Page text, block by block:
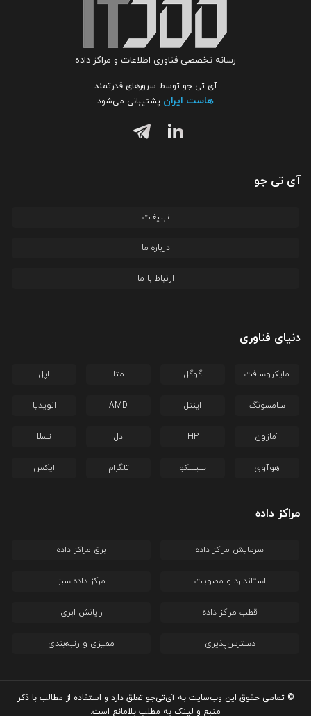
رسانه تخصصی فناوری اطلاعات و مراکز داده
آی تی جو توسط سرورهای قدرتمند
هاست ایران پشتیبانی می‌شود
آی تی جو
تبلیغات
درباره ما
ارتباط با ما
دنیای فناوری
مایکروسافت گوگل متا اپل
سامسونگ اینتل AMD انویدیا
آمازون HP دل تسلا
هوآوی سیسکو تلگرام ایکس
مراکز داده
سرمایش مراکز داده برق مراکز داده
استاندارد و مصوبات مرکز داده سبز
قطب مراکز داده رایانش ابری
دسترس‌پذیری ممیزی و رتبه‌بندی
© تمامی حقوق این وب‌سایت به آی‌تی‌جو تعلق دارد و استفاده از مطالب با ذکر
منبع و لینک به مطلب بلامانع است.